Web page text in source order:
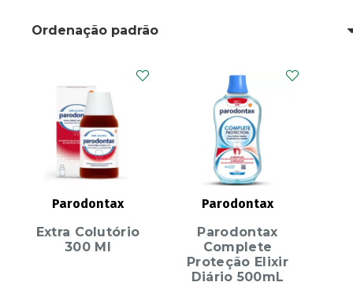
Parodontax
Extra Colutório
300 Ml
Parodontax
Parodontax
Complete
Proteção Elixir
Diário 500mL